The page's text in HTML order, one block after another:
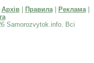
Архів| Правила| Реклама|
Samorozvytok.info. Всі